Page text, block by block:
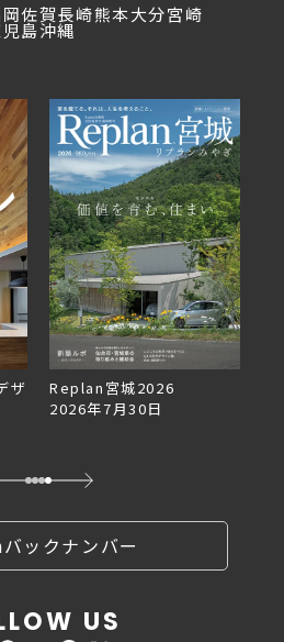
佐賀長崎熊本大分宮崎
島沖縄
ザ
Replan宮城2026
2026年7月30日
ックナンバー
US